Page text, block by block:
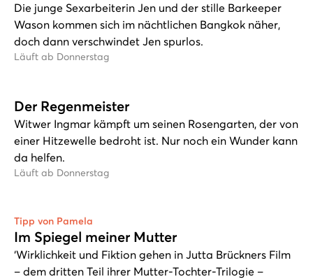
Die junge Sexarbeiterin Jen und der stille Barkeeper
Wason kommen sich im nächtlichen Bangkok näher,
doch dann verschwindet Jen spurlos.
Läuft ab Donnerstag
Der Regenmeister
Witwer Ingmar kämpft um seinen Rosengarten, der von
einer Hitzewelle bedroht ist. Nur noch ein Wunder kann
da helfen.
Läuft ab Donnerstag
Tipp von Pamela
Im Spiegel meiner Mutter
‘Wirklichkeit und Fiktion gehen in Jutta Brückners Film
– dem dritten Teil ihrer Mutter-Tochter-Trilogie –